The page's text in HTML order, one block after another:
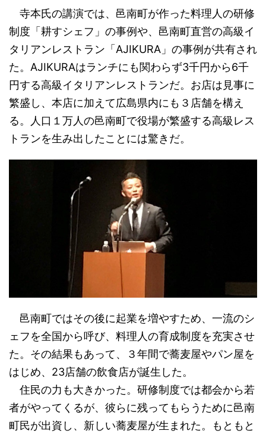
寺本氏の講演では、邑南町が作った料理人の研修
制度「耕すシェフ」の事例や、邑南町直営の高級イ
タリアンレストラン「AJIKURA」の事例が共有され
た。AJIKURAはランチにも関わらず3千円から6千
円する高級イタリアンレストランだ。お店は見事に
繁盛し、本店に加えて広島県内にも３店舗を構え
る。人口１万人の邑南町で役場が繁盛する高級レス
トランを生み出したことには驚きだ。
邑南町ではその後に起業を増やすため、一流のシ
ェフを全国から呼び、料理人の育成制度を充実させ
た。その結果もあって、３年間で蕎麦屋やパン屋を
はじめ、23店舗の飲食店が誕生した。
住民の力も大きかった。研修制度では都会から若
者がやってくるが、彼らに残ってもらうために邑南
町民が出資し、新しい蕎麦屋が生まれた。もともと